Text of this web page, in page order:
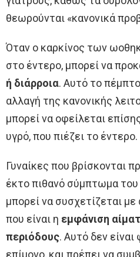
θεωρούνται «κανονικά
Όταν ο καρκίνος των
στο έντερο, μπορεί να
ή διάρροια. Αυτό το
αλλαγή της κανονικής
μπορεί να οφείλεται
υγρό, που πιέζει το έντερο.
Γυναίκες που βρίσκονται
έκτο πιθανό σύμπτωμα
μπορεί να συσχετίζεται
που είναι η εμφάνιση
περιόδους. Αυτό δεν είναι
επίμονο, και πρέπει να